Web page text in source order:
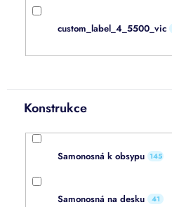
custom_label_4_5500_vic
Konstrukce
Samonosná k obsypu 145
Samonosná na desku 41